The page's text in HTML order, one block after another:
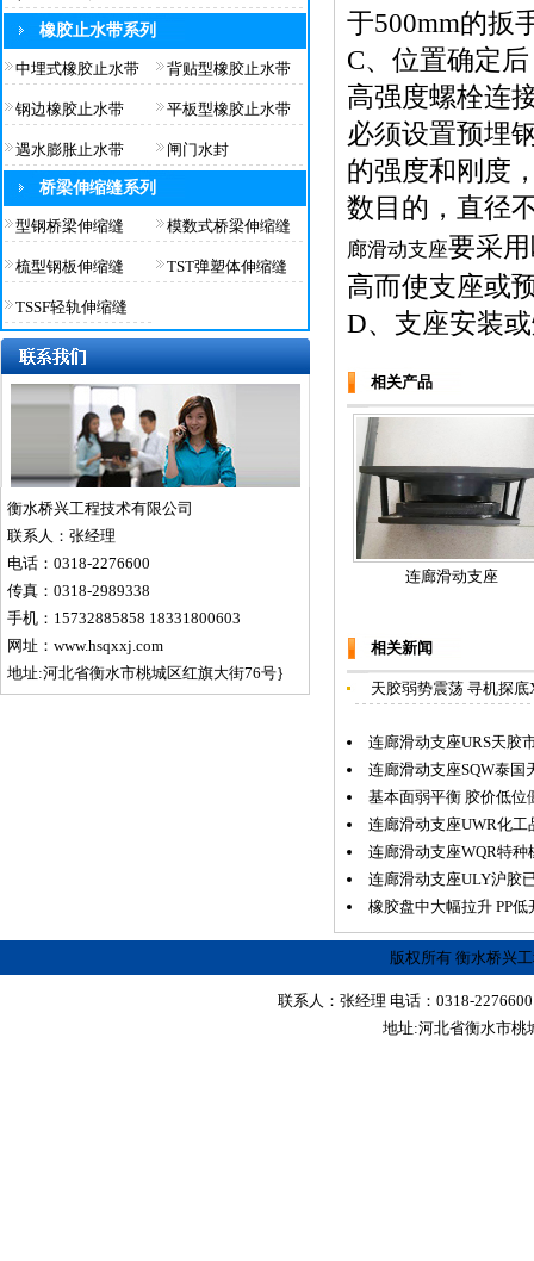
橡胶止水带系列
中埋式橡胶止水带 背贴型橡胶止水带
钢边橡胶止水带 平板型橡胶止水带
遇水膨胀止水带 闸门水封
桥梁伸缩缝系列
型钢桥梁伸缩缝 模数式桥梁伸缩缝
梳型钢板伸缩缝 TST弹塑体伸缩缝
TSSF轻轨伸缩缝
衡水桥兴工程技术有限公司
联系人：张经理
电话：0318-2276600
传真：0318-2989338
手机：15732885858 18331800603
网址：www.hsqxxj.com
地址:河北省衡水市桃城区红旗大街76号}
于500mm的扳
C、位置确定
高强度螺栓连
必须设置预埋
的强度和刚度
数目的，直径
廊滑动支座要采
高而使支座或
D、支座安装
相关产品
连廊滑动支座
相关新闻
天胶弱势震荡 寻机探
连廊滑动支座URS天胶
连廊滑动支座SQW泰
基本面弱平衡 胶价低位
连廊滑动支座UWR化
连廊滑动支座WQR特
连廊滑动支座ULY沪胶
橡胶盘中大幅拉升 PP
版权所有 衡水桥兴
联系人：张经理 电话：0318-
地址:河北省衡水市桃